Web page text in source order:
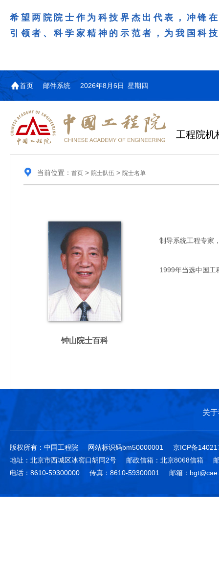
希望两院院士作为科技界杰出代表，冲锋
引领者、科学家精神的示范者，为我国科
首页 邮件系统 2026年8月6日 星期四
工程院机
当前位置： 首页> 院士队伍 > 院士名单
钟山院士百科
制导系统工程专家，
1999年当选中国工
关
版权所有：中国工程院 网站标识码bm50000001
京ICP备
地址：北京市西城区冰窖口胡同2号
邮政信箱：北京8068信箱
电话：8610-59300000
传真：8610-59300001 邮箱：